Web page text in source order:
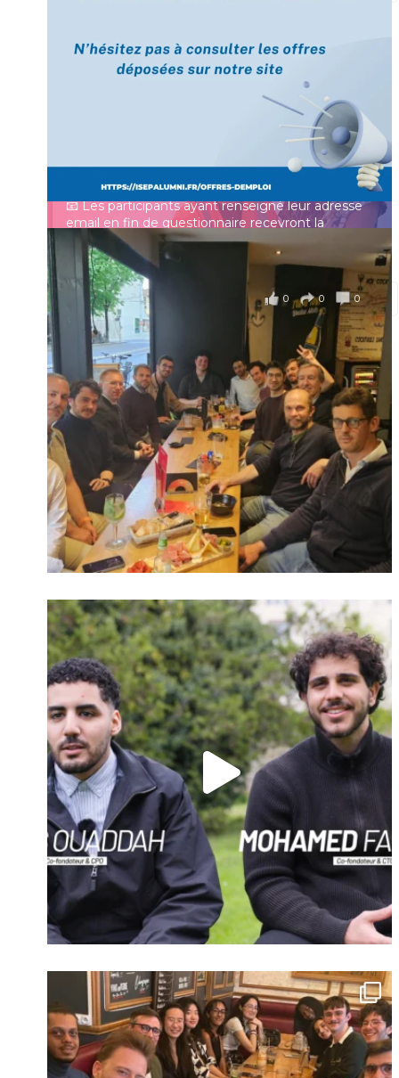
Charger plus Suivre sur Instagram
[Enquête IESF 2026] Top départ 🚀
👩‍🎓 Ingénieurs diplômés, vous avez jusqu’au 31
mai pour participer et faire entendre votre voix !
Depuis plus de 60 ans, cette enquête vise à établir
un panorama complet de la situation socio-
professionnelle des ingénieurs et scientifiques
français.
📧 Les participants ayant renseigné leur adresse
email en fin de questionnaire recevront la
synthèse des résultats...Voir plus
il y a 4 mois
0 0 0
Voir sur Facebook
Prénom
Mot de passe
Se souvenir de moi
Connexion
Identifiant oublié ?
Mot de passe
oublié ?